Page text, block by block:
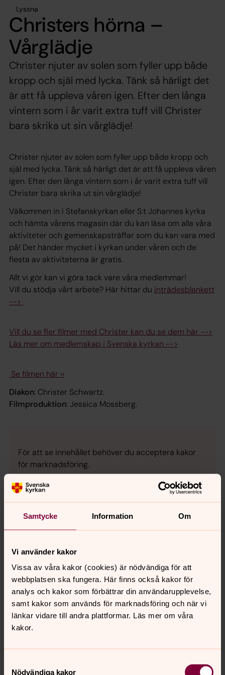
Samtycke Information Om
Vi använder kakor
Vissa av våra kakor (cookies) är nödvändiga för att
webbplatsen ska fungera. Här finns också kakor för
analys och kakor som förbättrar din användarupplevelse,
samt kakor som används för marknadsföring och när vi
länkar vidare till andra plattformar. Läs mer om våra
kakor.
Nödvändiga kakor
Lyssna
Christers hörna –
Vårglädje
Christer njuter av solen som fyller upp både
kropp och själ med lycka. Tänk så härligt det
är att få uppleva våren igen. Efter den långa
vintern som i år varit extra tuff vill Christer
bara skrika ut sin vårglädje!
Christer njuter av solen som fyller upp både kropp och
själ med lycka. Tänk så härligt det är att få uppleva våren
igen. Efter den långa vintern som i år varit extra tuff vill
Christer bara skrika ut sin vårglädje!
Välkommen in i Stefanskyrkan eller S:t Johannes kyrka
och hämta vårens magasin där du kan läsa om alla våra
aktiviteter och gemenskapsträffar som du kan vara med
på! Det händer mycket i kyrkan under våren och de
flesta av aktiviteterna är gratis.
Allt vi gör kan vi göra tack vare våra medlemmar!
Vill du stödja vårt arbete? Här hittar du inträdesblankett
-->
Vill du se fler filmer med Christer kan du se dem här -->
Läs mer om medlemskap i Svenska kyrkan -->
Se filmen här ››
Diakon: Christer Schwartz.
Filmproduktion: Jessica Mossberg.
För att se innehållet behöver du acceptera kakor
för marknadsföring.
Se videon på YouTube i stället.
Träffpunkter
Till våra verksamheter och träffpunkter är alla välkomna,
oavsett livsåskådning. Vi finns här för dig, i våra kyrkor
och församlingslokaler, genom personliga möten och
samtal. Vi ser fram emot att dela dagen med dig. Vi ses!
alltid en plats för dig! Här hittar du blanketter för